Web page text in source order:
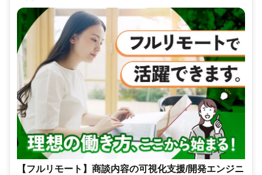
【フルリモート】商談内容の可視化支援/開発エンジニ